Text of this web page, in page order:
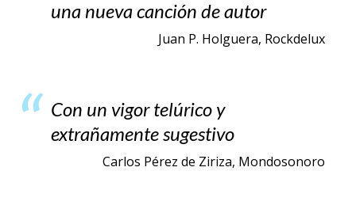
una nueva canción de autor
Juan P. Holguera, Rockdelux
Con un vigor telúrico y
extrañamente sugestivo
Carlos Pérez de Ziriza, Mondosonoro